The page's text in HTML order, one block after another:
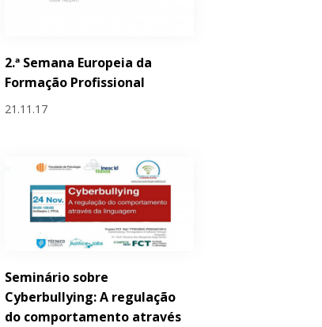
2.ª Semana Europeia da
Formação Profissional
21.11.17
Seminário sobre
Cyberbullying: A regulação
do comportamento através